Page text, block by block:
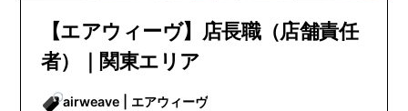
【エアウィーヴ】店長職（店舗責任
者）｜関東エリア
airweave | エアウィーヴ